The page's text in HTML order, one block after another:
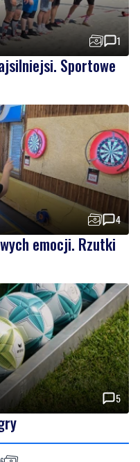
Sportowe
4
emocji. Rzutki
5
umiejętności.
mieszkańców